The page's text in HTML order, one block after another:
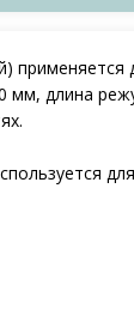
длина